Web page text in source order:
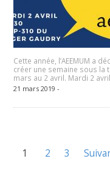
Cette année, l’AEEMUM a
créer une semaine sous la
mars au 2 avril. Mardi 2
21 mars 2019 -
1 2 3